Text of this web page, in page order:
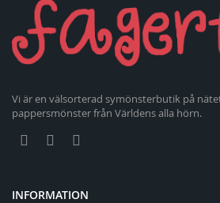
Vi är en välsorterad symönsterbutik på
pappersmönster från Världens alla hörn.
INFORMATION